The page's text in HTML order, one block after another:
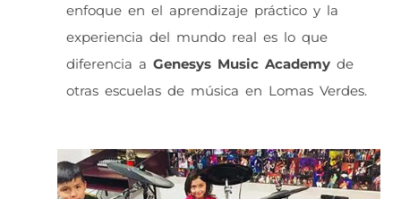
enfoque en el aprendizaje práctico y la
experiencia del mundo real es lo que
diferencia a Genesys Music Academyde
otras escuelas de música en Lomas Verdes.